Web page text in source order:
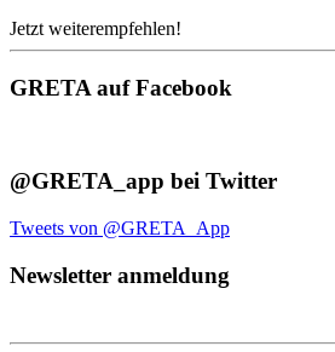
Jetzt weiterempfehlen!
GRETA auf Facebook
@GRETA_app bei Twitter
Tweets von @GRETA_App
Newsletter anmeldung